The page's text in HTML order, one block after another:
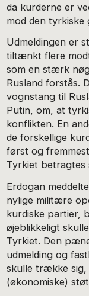
da kurderne er
mod den tyrkiske
Udmeldingen er
tiltænkt flere
som en stærk
Rusland forstås.
vognstang til
Putin, om, at
konflikten. En
de forskellige
først og
Tyrkiet betragtes
Erdogan
nylige militære
kurdiske partier,
øjeblikkeligt
Tyrkiet. Den
udmelding og
skulle trække sig,
(økonomiske)